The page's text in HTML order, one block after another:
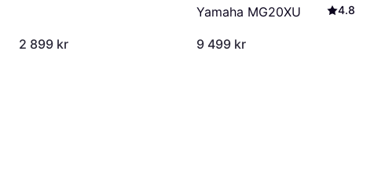
2 899 kr
Yamaha MG20XU 4.8
9 499 kr